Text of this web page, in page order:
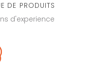
DE PRODUITS
d'experience